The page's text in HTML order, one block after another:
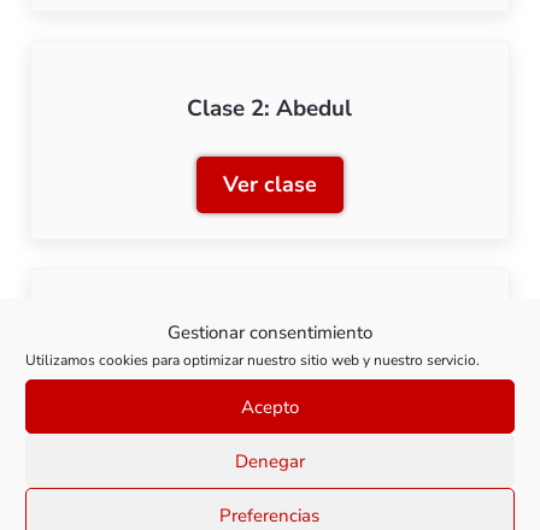
Gestionar consentimiento
Utilizamos cookies para optimizar nuestro sitio web y nuestro servicio.
Acepto
Denegar
Preferencias
Clase 2: Abedul
Ver claseClase 2: Abedul
Clase 3: Avellano
Ver claseClase 3: Avellano